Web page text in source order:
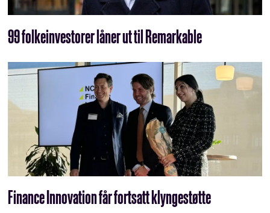
99 folkeinvestorer låner ut til Remarkable
Finance Innovation får fortsatt klyngestøtte